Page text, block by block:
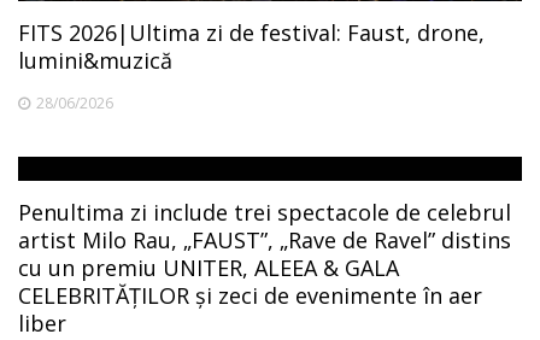
FITS 2026|Ultima zi de festival: Faust, drone,
lumini&muzică
28/06/2026
Penultima zi include trei spectacole de celebrul
artist Milo Rau, „FAUST”, „Rave de Ravel” distins
cu un premiu UNITER, ALEEA & GALA
CELEBRITĂȚILOR și zeci de evenimente în aer
liber